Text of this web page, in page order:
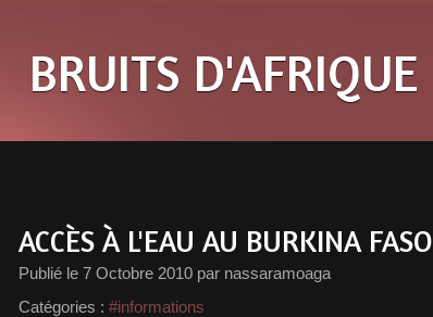
BRUITS D'AFRIQUE
ACCÈS À L'EAU AU BURKINA FASO
Publié le 7 Octobre 2010 par nassaramoaga
Catégories : #informations